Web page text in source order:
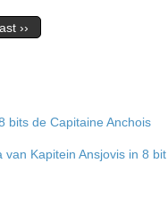
››
bits de Capitaine Anchois
Kapitein Ansjovis in 8 bit